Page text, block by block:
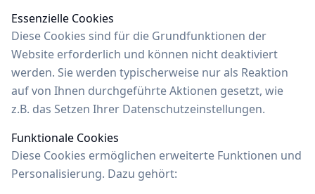
Essenzielle Cookies
Diese Cookies sind für die Grundfunktionen der
Website erforderlich und können nicht deaktiviert
werden. Sie werden typischerweise nur als Reaktion
auf von Ihnen durchgeführte Aktionen gesetzt, wie
z.B. das Setzen Ihrer Datenschutzeinstellungen.
Funktionale Cookies
Diese Cookies ermöglichen erweiterte Funktionen und
Personalisierung. Dazu gehört: